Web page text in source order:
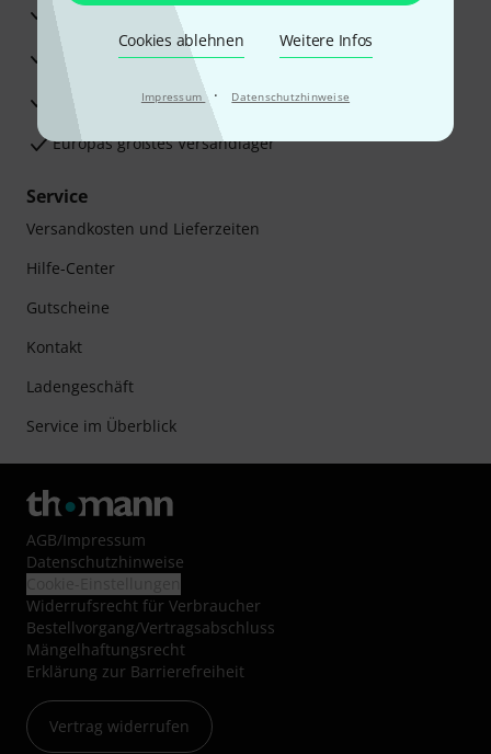
Cookies ablehnen Weitere Infos
Impressum · Datenschutzhinweise
Reparaturservice
Beratung durch Fachexperten
Zufriedenheitsgarantie
Europas größtes Versandlager
Service
Versandkosten und Lieferzeiten
Hilfe-Center
Gutscheine
Kontakt
Ladengeschäft
Service im Überblick
AGB/Impressum
Datenschutzhinweise
Widerrufsrecht für Verbraucher
Bestellvorgang/Vertragsabschluss
Mängelhaftungsrecht
Erklärung zur Barrierefreiheit
Vertrag widerrufen